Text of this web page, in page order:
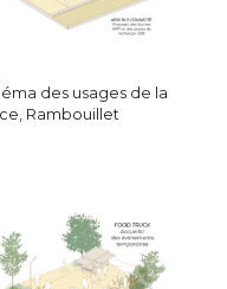
des usages de la
Rambouillet